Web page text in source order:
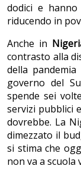
dodici e
riducendo in
Anche in
contrasto alla
della
governo del
spende sei
servizi pubblici
dovrebbe. La
dimezzato il
si stima che
non va a scuola